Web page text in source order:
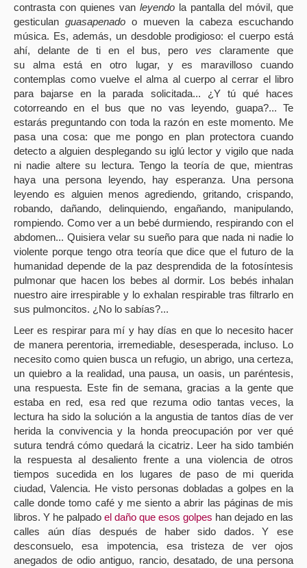
contrasta con quienes van leyendo la pantalla del móvil, que
gesticulan guasapenado o mueven la cabeza escuchando
música. Es, además, un desdoble prodigioso: el cuerpo está
ahí, delante de ti en el bus, pero ves claramente que
su alma está en otro lugar, y es maravilloso cuando
contemplas como vuelve el alma al cuerpo al cerrar el libro
para bajarse en la parada solicitada... ¿Y tú qué haces
cotorreando en el bus que no vas leyendo, guapa?... Te
estarás preguntando con toda la razón en este momento. Me
pasa una cosa: que me pongo en plan protectora cuando
detecto a alguien desplegando su iglú lector y vigilo que nada
ni nadie altere su lectura. Tengo la teoría de que, mientras
haya una persona leyendo, hay esperanza. Una persona
leyendo es alguien menos agrediendo, gritando, crispando,
robando, dañando, delinquiendo, engañando, manipulando,
rompiendo. Como ver a un bebé durmiendo, respirando con el
abdomen... Quisiera velar su sueño para que nada ni nadie lo
violente porque tengo otra teoría que dice que el futuro de la
humanidad depende de la paz desprendida de la fotosíntesis
pulmonar que hacen los bebes al dormir. Los bebés inhalan
nuestro aire irrespirable y lo exhalan respirable tras filtrarlo en
sus pulmoncitos. ¿No lo sabías?...
Leer es respirar para mí y hay días en que lo necesito hacer
de manera perentoria, irremediable, desesperada, incluso. Lo
necesito como quien busca un refugio, un abrigo, una certeza,
un quiebro a la realidad, una pausa, un oasis, un paréntesis,
una respuesta. Este fin de semana, gracias a la gente que
estaba en red, esa red que rezuma odio tantas veces, la
lectura ha sido la solución a la angustia de tantos días de ver
herida la convivencia y la honda preocupación por ver qué
sutura tendrá cómo quedará la cicatriz. Leer ha sido también
la respuesta al desaliento frente a una violencia de otros
tiempos sucedida en los lugares de paso de mi querida
ciudad, Valencia. He visto personas dobladas a golpes en la
calle donde tomo café y me siento a abrir las páginas de mis
libros. Y he palpado el daño que esos golpes han dejado en las
calles aún días después de haber sido dados. Y ese
desconsuelo, esa impotencia, esa tristeza de ver ojos
anegados de odio antiguo, rancio, desatado, de una persona